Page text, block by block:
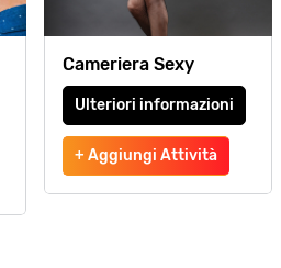
Cameriera Sexy
Ulteriori informazioni
+ Aggiungi Attività